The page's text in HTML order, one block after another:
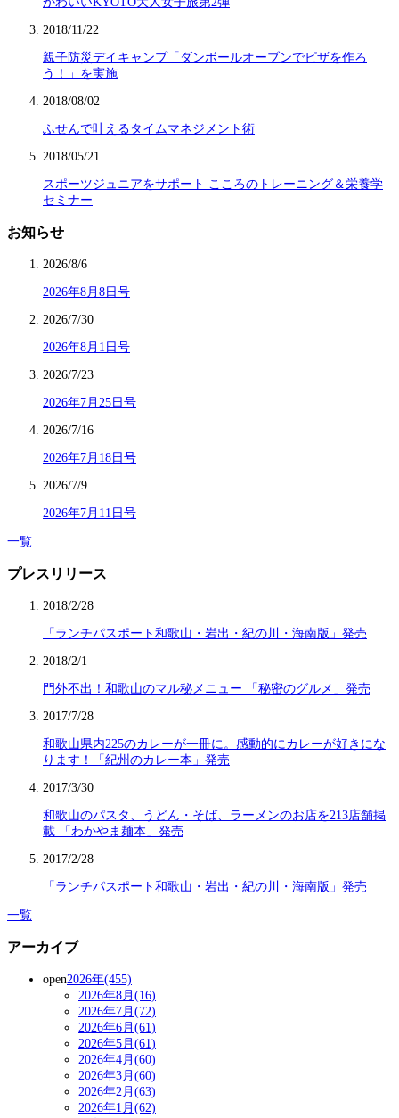
2018/11/22
親子防災デイキャンプ「ダンボールオーブンでピザを作ろ
う！」を実施
2018/08/02
ふせんで叶えるタイムマネジメント術
2018/05/21
スポーツジュニアをサポート こころのトレーニング＆栄養学
セミナー
お知らせ
2026/8/6
2026年8月8日号
2026/7/30
2026年8月1日号
2026/7/23
2026年7月25日号
2026/7/16
2026年7月18日号
2026/7/9
2026年7月11日号
一覧
プレスリリース
2018/2/28
「ランチパスポート和歌山・岩出・紀の川・海南版」発売
2018/2/1
門外不出！和歌山のマル秘メニュー 「秘密のグルメ」発売
2017/7/28
和歌山県内225のカレーが一冊に。感動的にカレーが好きにな
ります！「紀州のカレー本」発売
2017/3/30
和歌山のパスタ、うどん・そば、ラーメンのお店を213店舗掲
載 「わかやま麺本」発売
2017/2/28
「ランチパスポート和歌山・岩出・紀の川・海南版」発売
一覧
アーカイブ
open2026年(455)
2026年8月(16)
2026年7月(72)
2026年6月(61)
2026年5月(61)
2026年4月(60)
2026年3月(60)
2026年2月(63)
2026年1月(62)